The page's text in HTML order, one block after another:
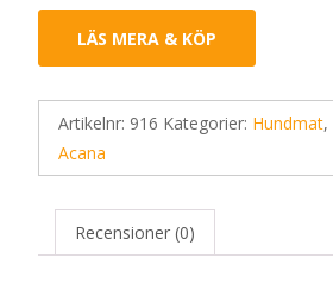
LÄS MERA & KÖP
Artikelnr: 916 Kategorier: Hundmat,
Acana
Recensioner (0)